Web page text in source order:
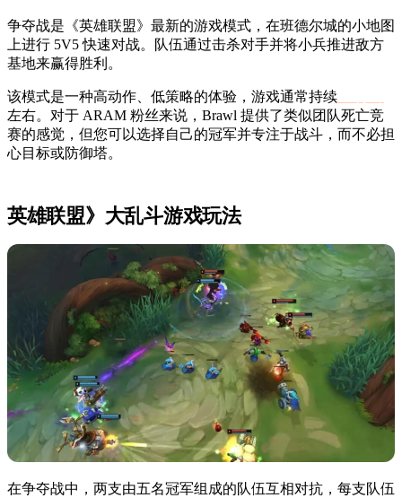
争夺战是《英雄联盟》最新的游戏模式，在班德尔城的小地图
上进行 5V5 快速对战。队伍通过击杀对手并将小兵推进敌方
基地来赢得胜利。
该模式是一种高动作、低策略的体验，游戏通常持续
左右。对于 ARAM 粉丝来说，Brawl 提供了类似团队死亡竞
赛的感觉，但您可以选择自己的冠军并专注于战斗，而不必担
心目标或防御塔。
英雄联盟》大乱斗游戏玩法
在争夺战中，两支由五名冠军组成的队伍互相对抗，每支队伍